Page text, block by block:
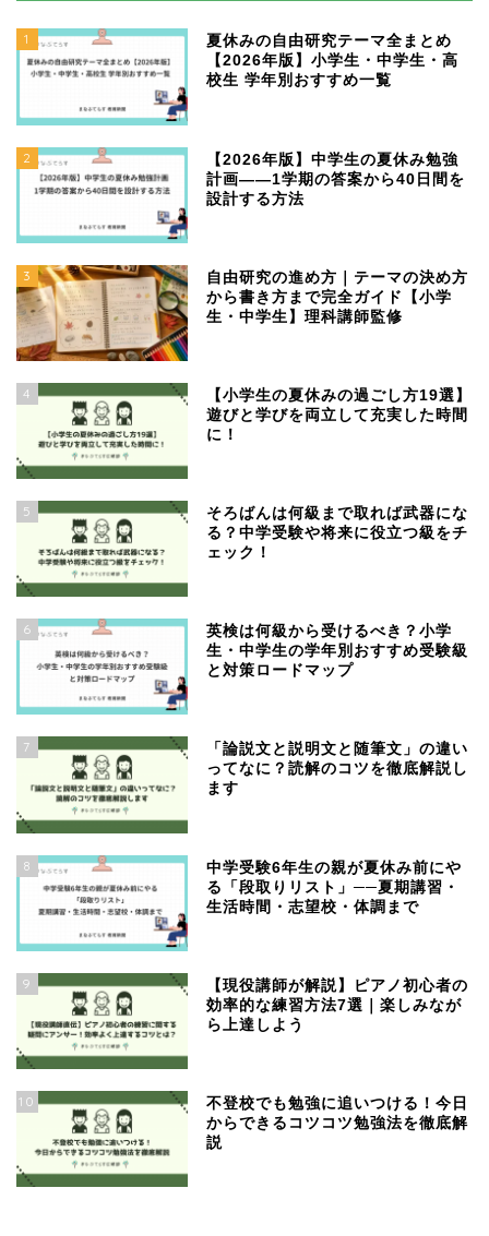
1
夏休みの自由研究テーマ全まとめ
【2026年版】小学生・中学生・高
校生 学年別おすすめ一覧
2
【2026年版】中学生の夏休み勉強
計画——1学期の答案から40日間を
設計する方法
3
自由研究の進め方｜テーマの決め方
から書き方まで完全ガイド【小学
生・中学生】理科講師監修
4
【小学生の夏休みの過ごし方19選】
遊びと学びを両立して充実した時間
に！
5
そろばんは何級まで取れば武器にな
る？中学受験や将来に役立つ級をチ
ェック！
6
英検は何級から受けるべき？小学
生・中学生の学年別おすすめ受験級
と対策ロードマップ
7
「論説文と説明文と随筆文」の違い
ってなに？読解のコツを徹底解説し
ます
8
中学受験6年生の親が夏休み前にや
る「段取りリスト」──夏期講習・
生活時間・志望校・体調まで
9
【現役講師が解説】ピアノ初心者の
効率的な練習方法7選｜楽しみなが
ら上達しよう
10
不登校でも勉強に追いつける！今日
からできるコツコツ勉強法を徹底解
説